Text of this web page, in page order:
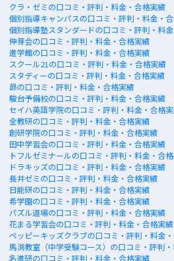
クラ・ゼミの口コミ・評判・料金・合格実績
個別指導キャンパスの口コミ・評判・料金・
個別指導塾スタンダードの口コミ・評判・料
伸芽会の口コミ・評判・料金・合格実績
進学館の口コミ・評判・料金・合格実績
スクール21の口コミ・評判・料金・合格実績
スタディーの口コミ・評判・料金・合格実績
昴の口コミ・評判・料金・合格実績
駿台予備校の口コミ・評判・料金・合格実績
セイハ英語学院の口コミ・評判・料金・合格
全教研の口コミ・評判・料金・合格実績
創研学院の口コミ・評判・料金・合格実績
田中学習会の口コミ・評判・料金・合格実績
トフルゼミナールの口コミ・評判・料金・合
ドラキッズの口コミ・評判・料金・合格実績
長井ゼミの口コミ・評判・料金・合格実績
日能研の口コミ・評判・料金・合格実績
希学園の口コミ・評判・料金・合格実績
パズル道場の口コミ・評判・料金・合格実績
花まる学習会の口コミ・評判・料金・合格実績
ペッピーキッズクラブの口コミ・評判・料金
馬渕教室（中学受験コース）の口コミ・評判
名進研の口コミ・評判・料金・合格実績